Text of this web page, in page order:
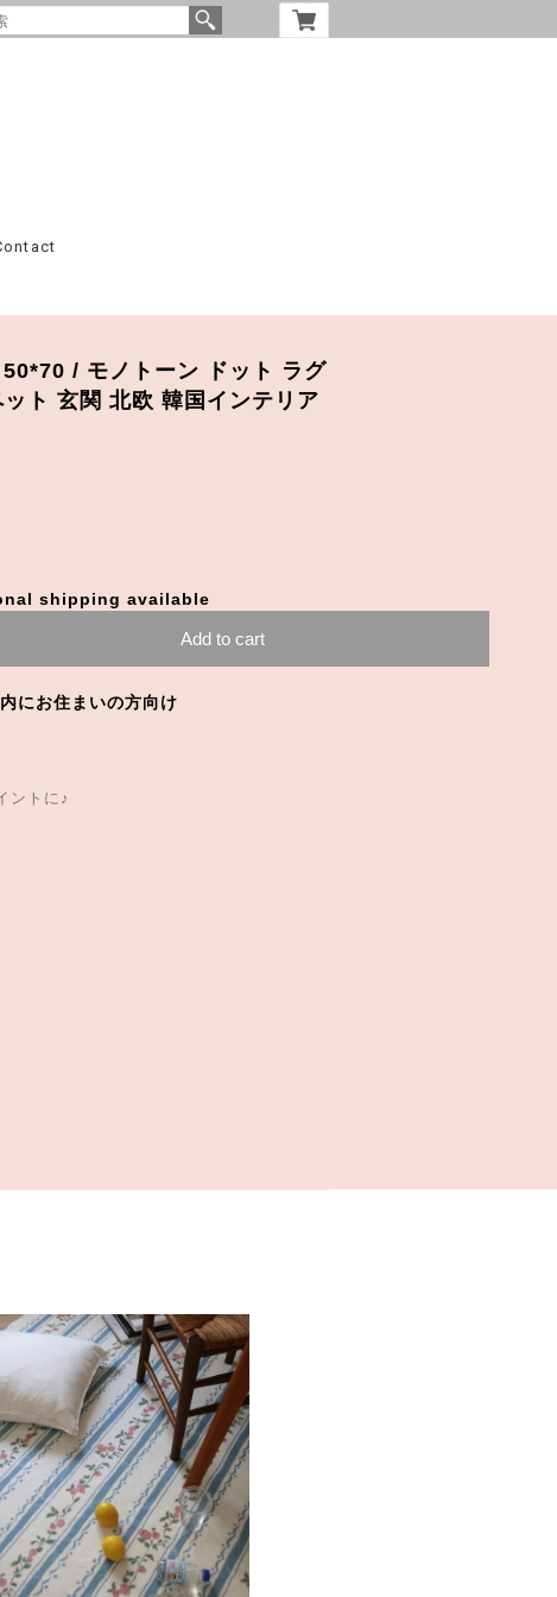
/ モノトーン ドット ラグ
ト 玄関 北欧 韓国インテリア
shipping available
Add to cart
にお住まいの方向け
ントに♪